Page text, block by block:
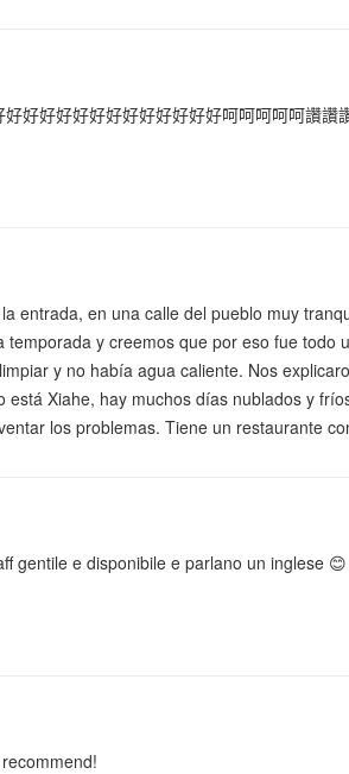
好好好好好好好好好好好好呵呵呵呵呵讚
entrada, en una calle del pueblo muy
y creemos que por eso fue todo
y no había agua caliente. Nos
Xiahe, hay muchos días nublados y
los problemas. Tiene un restaurante
gentile e disponibile e parlano un inglese